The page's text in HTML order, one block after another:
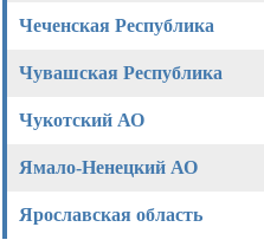
Чеченская Республика
Чувашская Республика
Чукотский АО
Ямало-Ненецкий АО
Ярославская область